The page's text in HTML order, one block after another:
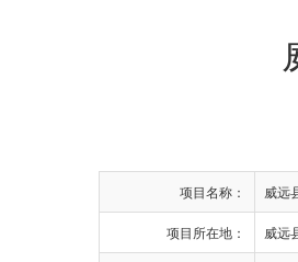
项目名称： 威远
项目所在地： 威远